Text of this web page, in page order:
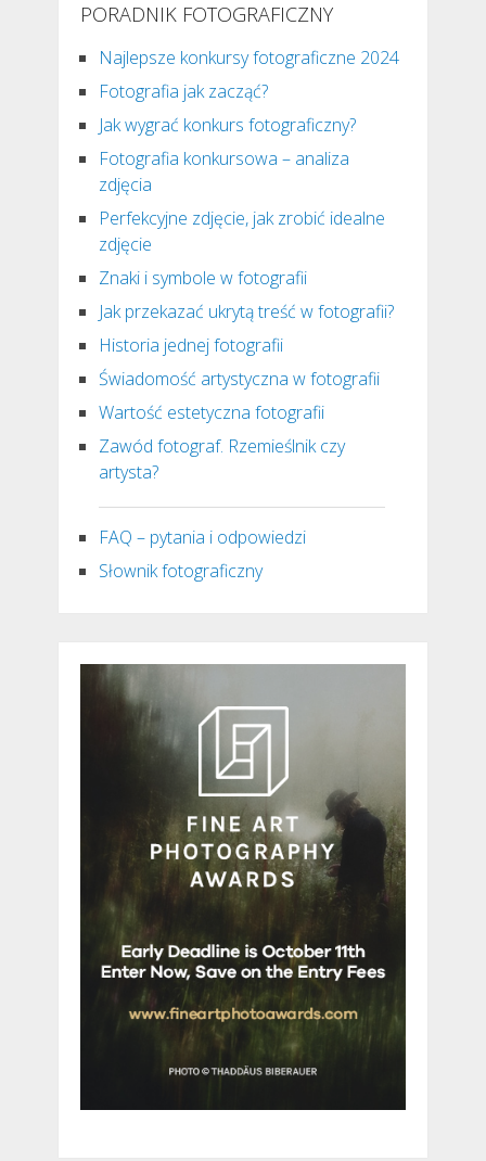
PORADNIK FOTOGRAFICZNY
Najlepsze konkursy fotograficzne 2024
Fotografia jak zacząć?
Jak wygrać konkurs fotograficzny?
Fotografia konkursowa – analiza
zdjęcia
Perfekcyjne zdjęcie, jak zrobić idealne
zdjęcie
Znaki i symbole w fotografii
Jak przekazać ukrytą treść w fotografii?
Historia jednej fotografii
Świadomość artystyczna w fotografii
Wartość estetyczna fotografii
Zawód fotograf. Rzemieślnik czy
artysta?
FAQ – pytania i odpowiedzi
Słownik fotograficzny